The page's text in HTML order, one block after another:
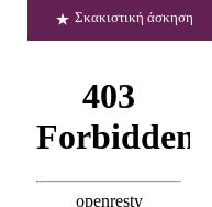
Σκακιστική άσκηση